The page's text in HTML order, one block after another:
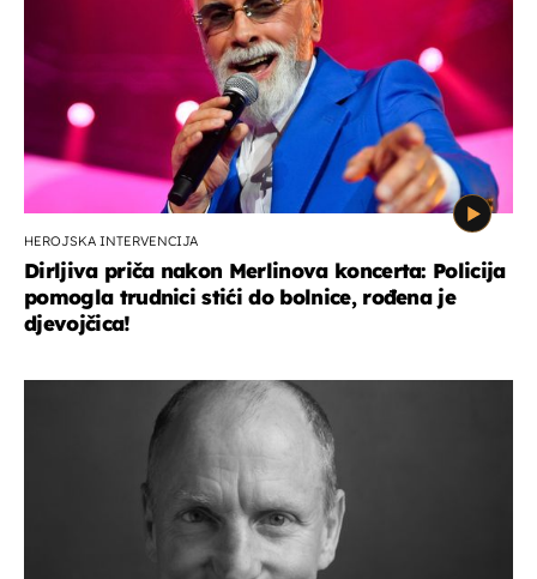
HEROJSKA INTERVENCIJA
Dirljiva priča nakon Merlinova koncerta: Policija
pomogla trudnici stići do bolnice, rođena je
djevojčica!